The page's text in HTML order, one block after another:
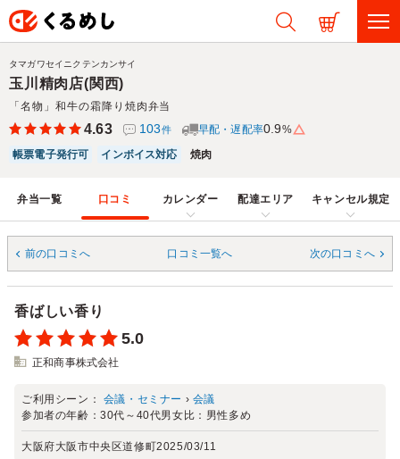
玉川精肉店(関西)
「名物」和牛の霜降り焼肉弁当
タマガワセイニクテンカンサイ
4.63 103件 早配・遅配率0.9%
帳票電子発行可
インボイス対応 焼肉
弁当一覧 口コミ カレンダー 配達エリア キャンセル規定
前の口コミへ 口コミ一覧へ 次の口コミへ
香ばしい香り
5.0
正和商事株式会社
ご利用シーン： 会議・セミナー › 会議
参加者の年齢：30代～40代男女比： 男性多め
大阪府大阪市中央区道修町2025/03/11